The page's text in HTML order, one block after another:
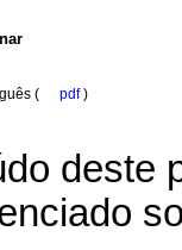
( pdf)
deste